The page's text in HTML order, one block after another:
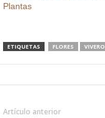
Plantas
ETIQUETAS FLORES VIVERO
Artículo anterior